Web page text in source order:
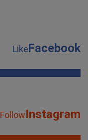
LikeFacebook
FollowInstagram